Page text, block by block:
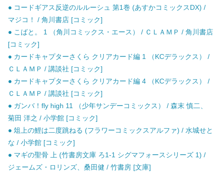
● コードギアス反逆のルルーシュ 第1巻 (あすかコミックスDX) /
マジコ！ / 角川書店 [コミック]
● こばと。 1 （角川コミックス・エース） / ＣＬＡＭＰ / 角川書店
[コミック]
● カードキャプターさくら クリアカード編 1 （KCデラックス） /
ＣＬＡＭＰ / 講談社 [コミック]
● カードキャプターさくら クリアカード編 4 （KCデラックス） /
ＣＬＡＭＰ / 講談社 [コミック]
● ガンバ！fly high 11 （少年サンデーコミックス） / 森末 慎二、
菊田 洋之 / 小学館 [コミック]
● 俎上の鯉は二度跳ねる (フラワーコミックスアルファ) / 水城せと
な / 小学館 [コミック]
● マギの聖骨 上 (竹書房文庫 ろ1-1 シグマフォースシリーズ 1) /
ジェームズ・ロリンズ、桑田健 / 竹書房 [文庫]